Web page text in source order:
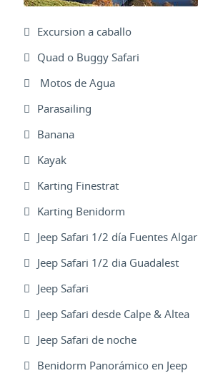
Excursion a caballo
Quad o Buggy Safari
Motos de Agua
Parasailing
Banana
Kayak
Karting Finestrat
Karting Benidorm
Jeep Safari 1/2 día Fuentes Algar
Jeep Safari 1/2 dia Guadalest
Jeep Safari
Jeep Safari desde Calpe & Altea
Jeep Safari de noche
Benidorm Panorámico en Jeep